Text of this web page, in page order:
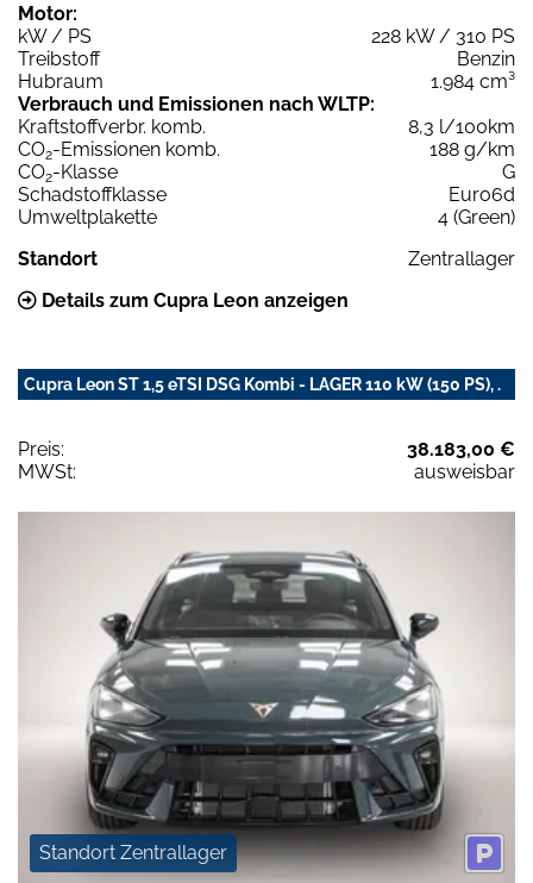
Motor:
kW / PS
228 kW / 310 PS
Treibstoff
Benzin
Hubraum
1.984 cm³
Verbrauch und Emissionen nach WLTP:
Kraftstoffverbr. komb.
8,3 l/100km
CO2-Emissionen komb.
188 g/km
CO2-Klasse
G
Schadstoffklasse
Euro6d
Umweltplakette
4 (Green)
Standort
Zentrallager
Details zum Cupra Leon anzeigen
Cupra Leon ST 1,5 eTSI DSG Kombi - LAGER 110 kW (150 PS), .
Preis:
38.183,00 €
MWSt:
ausweisbar
Standort Zentrallager